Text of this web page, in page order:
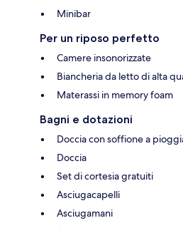
Minibar
Per un riposo perfetto
Camere insonorizzate
Biancheria da letto di alta
Materassi in memory foam
Bagni e dotazioni
Doccia con soffione a
Doccia
Set di cortesia gratuiti
Asciugacapelli
Asciugamani